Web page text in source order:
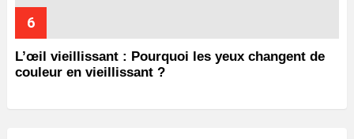
L’œil vieillissant : Pourquoi les yeux changent de
couleur en vieillissant ?